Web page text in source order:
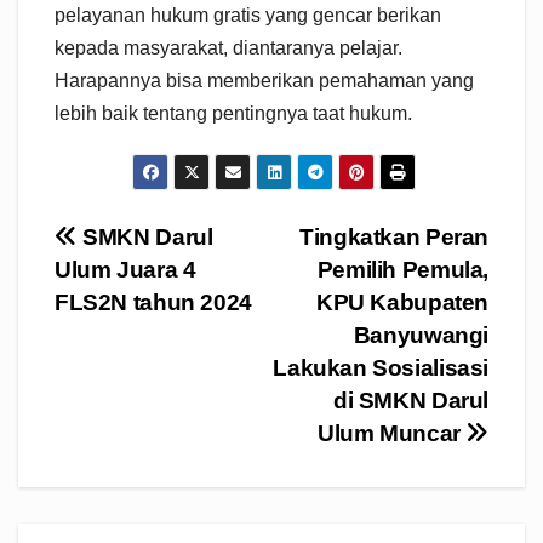
pelayanan hukum gratis yang gencar berikan
kepada masyarakat, diantaranya pelajar.
Harapannya bisa memberikan pemahaman yang
lebih baik tentang pentingnya taat hukum.
Navigasi
pos
Tingkatkan Peran
Pemilih Pemula,
KPU Kabupaten
Banyuwangi
Lakukan Sosialisasi
di SMKN Darul
Ulum Muncar
SMKN Darul
Ulum Juara 4
FLS2N tahun 2024